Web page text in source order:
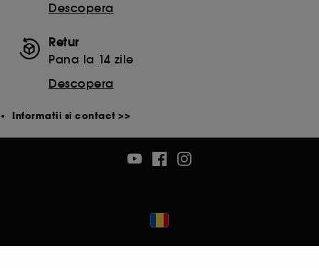
Descopera
Retur
Pana la 14 zile
Descopera
Informatii si contact >>